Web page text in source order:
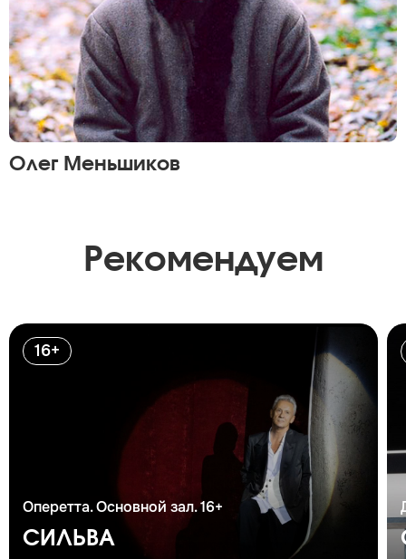
Олег Меньшиков
Рекомендуем
16+
Оперетта. Основной зал. 16+
СИЛЬВА